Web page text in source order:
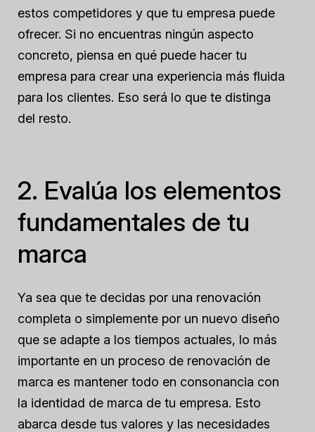
estos competidores y que tu empresa puede
ofrecer. Si no encuentras ningún aspecto
concreto, piensa en qué puede hacer tu
empresa para crear una experiencia más fluida
para los clientes. Eso será lo que te distinga
del resto.
2. Evalúa los elementos
fundamentales de tu
marca
Ya sea que te decidas por una renovación
completa o simplemente por un nuevo diseño
que se adapte a los tiempos actuales, lo más
importante en un proceso de renovación de
marca es mantener todo en consonancia con
la identidad de marca de tu empresa. Esto
abarca desde tus valores y las necesidades